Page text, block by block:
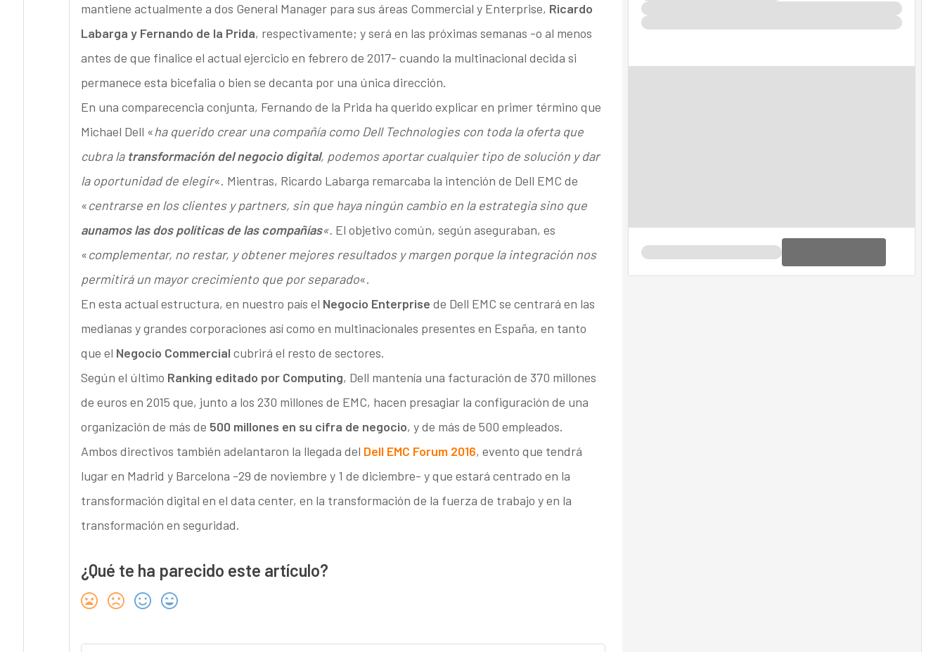
mantiene actualmente a dos General Manager para sus áreas Commercial y Enterprise, Ricardo
Labarga y Fernando de la Prida, respectivamente; y será en las próximas semanas -o al menos
antes de que finalice el actual ejercicio en febrero de 2017- cuando la multinacional decida si
permanece esta bicefalia o bien se decanta por una única dirección.
En una comparecencia conjunta, Fernando de la Prida ha querido explicar en primer término que
Michael Dell «ha querido crear una compañía como Dell Technologies con toda la oferta que
cubra la transformación del negocio digital, podemos aportar cualquier tipo de solución y dar
la oportunidad de elegir«. Mientras, Ricardo Labarga remarcaba la intención de Dell EMC de
«centrarse en los clientes y partners, sin que haya ningún cambio en la estrategia sino que
aunamos las dos políticas de las compañías«. El objetivo común, según aseguraban, es
«complementar, no restar, y obtener mejores resultados y margen porque la integración nos
permitirá un mayor crecimiento que por separado«.
En esta actual estructura, en nuestro país el Negocio Enterprise de Dell EMC se centrará en las
medianas y grandes corporaciones así como en multinacionales presentes en España, en tanto
que el Negocio Commercial cubrirá el resto de sectores.
Según el último Ranking editado por Computing, Dell mantenía una facturación de 370 millones
de euros en 2015 que, junto a los 230 millones de EMC, hacen presagiar la configuración de una
organización de más de 500 millones en su cifra de negocio, y de más de 500 empleados.
Ambos directivos también adelantaron la llegada del Dell EMC Forum 2016, evento que tendrá
lugar en Madrid y Barcelona -29 de noviembre y 1 de diciembre- y que estará centrado en la
transformación digital en el data center, en la transformación de la fuerza de trabajo y en la
transformación en seguridad.
¿Qué te ha parecido este artículo?